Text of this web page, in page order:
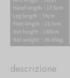
descrizione